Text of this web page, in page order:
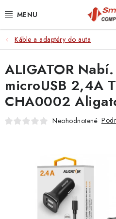
na
NOTEBOOKY
MOBILNÉ ZARIADENIA
PC A KOMPONENTY
PERIFÉRIE
ELEKTRONIKA
Káble a adaptéry do auta
ALIGATOR
microUSB 2,4A
CHA0002
Neohodnotené